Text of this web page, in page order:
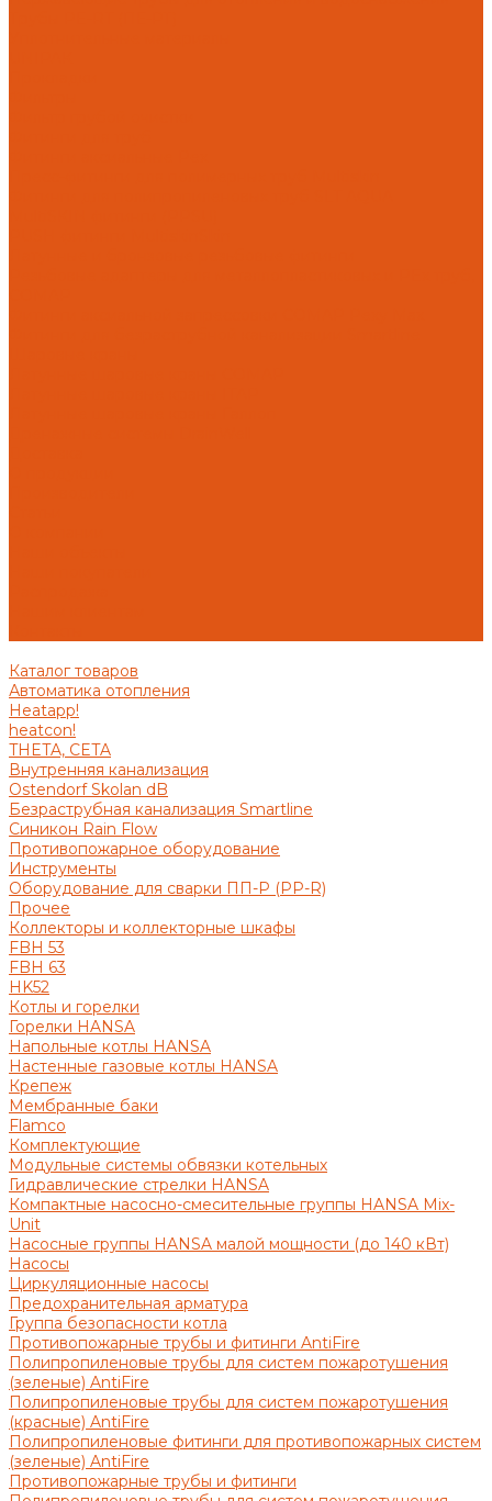
Каталог товаров
Автоматика отопления
Heatapp!
heatcon!
THETA, CETA
Внутренняя канализация
Ostendorf Skolan dB
Безраструбная канализация Smartline
Синикон Rain Flow
Противопожарное оборудование
Инструменты
Оборудование для сварки ПП-Р (PP-R)
Прочее
Коллекторы и коллекторные шкафы
FBH 53
FBH 63
HK52
Котлы и горелки
Горелки HANSA
Напольные котлы HANSA
Настенные газовые котлы HANSA
Крепеж
Мембранные баки
Flamco
Комплектующие
Модульные системы обвязки котельных
Гидравлические стрелки HANSA
Компактные насосно-смесительные группы HANSA Mix-
Unit
Насосные группы HANSA малой мощности (до 140 кВт)
Насосы
Циркуляционные насосы
Предохранительная арматура
Группа безопасности котла
Противопожарные трубы и фитинги AntiFire
Полипропиленовые трубы для систем пожаротушения
(зеленые) AntiFire
Полипропиленовые трубы для систем пожаротушения
(красные) AntiFire
Полипропиленовые фитинги для противопожарных систем
(зеленые) AntiFire
Противопожарные трубы и фитинги